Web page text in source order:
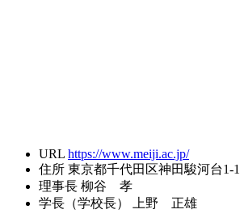
URL https://www.meiji.ac.jp/
住所 東京都千代田区神田駿河台1-1
理事長 柳谷 孝
学長（学校長）
上野 正雄